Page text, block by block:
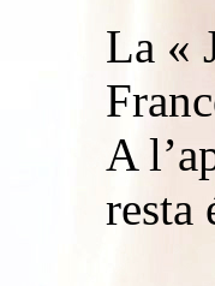
La «
A
resta